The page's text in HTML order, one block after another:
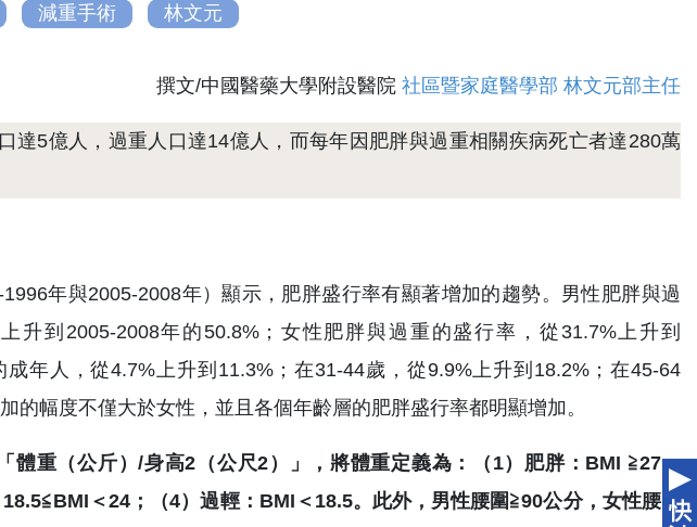
減重手術 林文元
撰文/中國醫藥大學附設醫院 社區暨家庭醫學部 林文元部主任
達5億人，過重人口達14億人，而每年因肥胖與過重相關疾病死亡者達280萬
年與2005-2008年）顯示，肥胖盛行率有顯著增加的趨勢。男性肥胖與過
升到2005-2008年的50.8%；女性肥胖與過重的盛行率，從31.7%上升到
年人，從4.7%上升到11.3%；在31-44歲，從9.9%上升到18.2%；在45-64
的幅度不僅大於女性，並且各個年齡層的肥胖盛行率都明顯增加。
體重（公斤）/身高2（公尺2）」，將體重定義為：（1）肥胖：BMI ≧27；
＜24；（4）過輕：BMI＜18.5。此外，男性腰圍≧90公分，女性腰圍